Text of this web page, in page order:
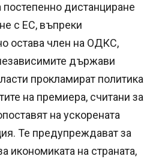
дистанциране
с ЕС, въпреки
остава член на ОДКС,
държави
прокламират политика
на премиера, считани за
на ускорената
Те предупреждават за
икономиката на страната,